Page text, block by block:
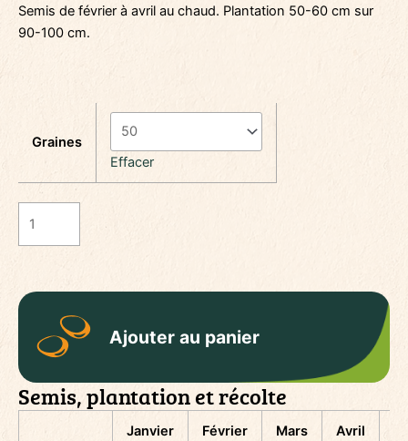
Semis de février à avril au chaud. Plantation 50-60 cm sur
90-100 cm.
Graines
Effacer
Blush
Ajouter au panier
Semis, plantation et récolte
Janvier Février Mars Avril